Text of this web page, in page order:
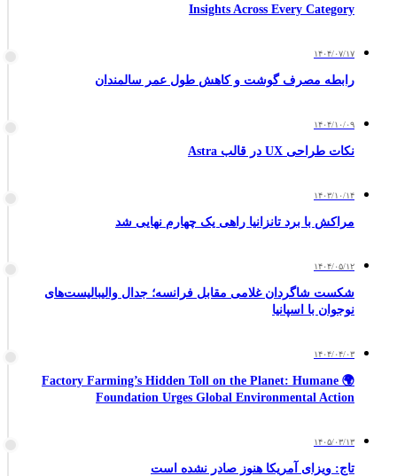
Insights Across Every Category
۱۴۰۴/۰۷/۱۷
رابطه مصرف گوشت و کاهش طول عمر سالمندان
۱۴۰۴/۱۰/۰۹
نکات طراحی UX در قالب Astra
۱۴۰۳/۱۰/۱۴
مراکش با برد تانزانیا راهی یک چهارم نهایی شد
۱۴۰۴/۰۵/۱۲
شکست شاگردان غلامی مقابل فرانسه؛ جدال والیبالیست‌های
نوجوان با اسپانیا
۱۴۰۴/۰۴/۰۳
🌍 Factory Farming’s Hidden Toll on the Planet: Humane
Foundation Urges Global Environmental Action
۱۴۰۵/۰۳/۱۳
تاج: ویزای آمریکا هنوز صادر نشده است